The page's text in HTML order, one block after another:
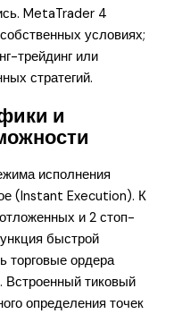
MetaTrader 4
условиях;
трейдинг или
стратегий.
и
исполнения
(Instant Execution). К
и 2 стоп-
быстрой
торговые ордера
Встроенный тиковый
определения точек